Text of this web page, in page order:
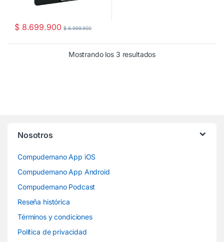
$8.699.900 $8.999.900
Mostrando los 3 resultados
Nosotros
Compudemano App iOS
Compudemano App Android
Compudemano Podcast
Reseña histórica
Términos y condiciones
Política de privacidad